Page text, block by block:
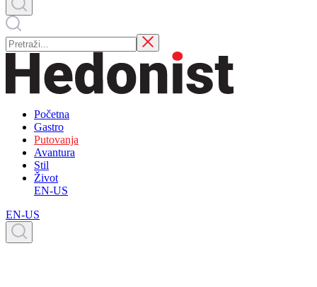
Početna
Gastro
Putovanja
Avantura
Stil
Život
EN-US
EN-US